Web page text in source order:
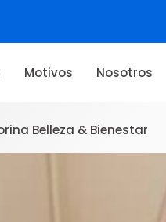
Motivos Nosotros
Belleza & Bienestar